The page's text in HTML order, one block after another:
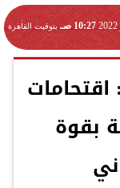
10:27 صـ بتوقيت القاهرة
اقتحامات
بقوة